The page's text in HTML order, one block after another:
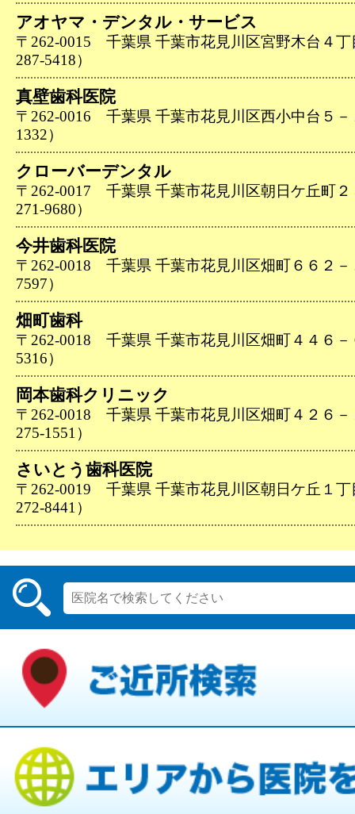
アオヤマ・デンタル・サービス
〒262-0015 千葉県 千葉市花見川区宮野木台４丁
287-5418）
真壁歯科医院
〒262-0016 千葉県 千葉市花見川区西小中台５－
1332）
クローバーデンタル
〒262-0017 千葉県 千葉市花見川区朝日ケ丘町２
271-9680）
今井歯科医院
〒262-0018 千葉県 千葉市花見川区畑町６６２－
7597）
畑町歯科
〒262-0018 千葉県 千葉市花見川区畑町４４６－
5316）
岡本歯科クリニック
〒262-0018 千葉県 千葉市花見川区畑町４２６－
275-1551）
さいとう歯科医院
〒262-0019 千葉県 千葉市花見川区朝日ケ丘１丁
272-8441）